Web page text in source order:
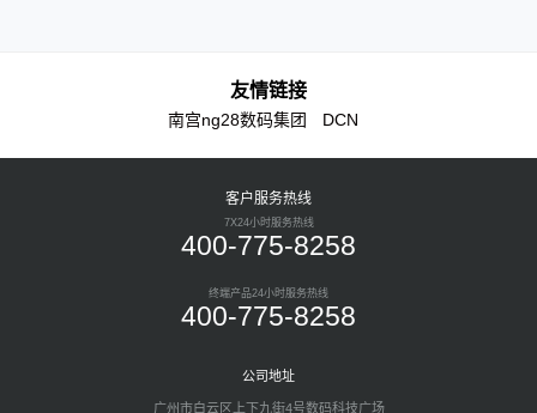
友情链接
南宫ng28数码集团 DCN
客户服务热线
7X24小时服务热线
400-775-8258
终端产品24小时服务热线
400-775-8258
公司地址
广州市白云区上下九街4号数码科技广场